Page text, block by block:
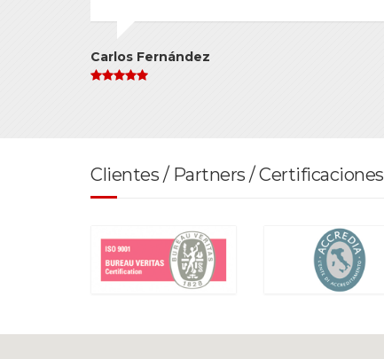
Carlos Fernández
Clientes / Partners / Certificaciones